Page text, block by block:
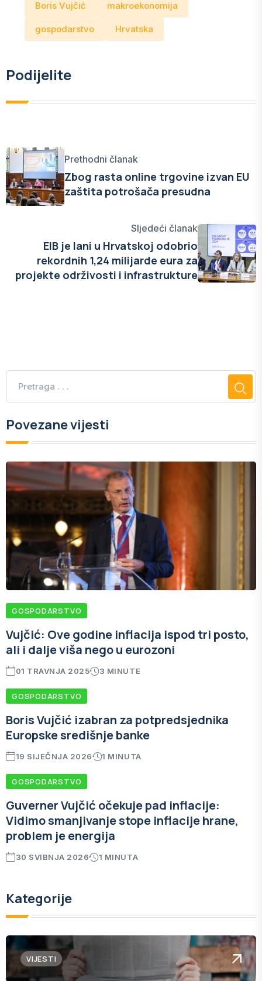
Boris Vujčić makroekonomija
gospodarstvo Hrvatska
Podijelite
Prethodni članak
Zbog rasta online trgovine izvan EU
zaštita potrošača presudna
Sljedeći članak
EIB je lani u Hrvatskoj odobrio
rekordnih 1,24 milijarde eura za
projekte održivosti i infrastrukture
Povezane vijesti
GOSPODARSTVO
Vujčić: Ove godine inflacija ispod tri posto,
ali i dalje viša nego u eurozoni
01 TRAVNJA 2025 3 MINUTE
GOSPODARSTVO
Boris Vujčić izabran za potpredsjednika
Europske središnje banke
19 SIJEČNJA 2026 1 MINUTA
GOSPODARSTVO
Guverner Vujčić očekuje pad inflacije:
Vidimo smanjivanje stope inflacije hrane,
problem je energija
30 SVIBNJA 2026 1 MINUTA
Kategorije
VIJESTI